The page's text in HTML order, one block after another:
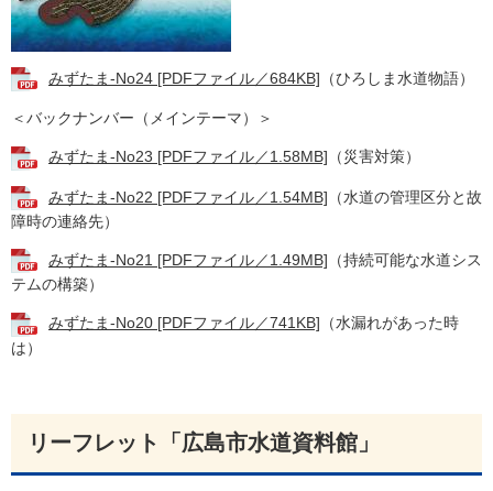
みずたま-No24 [PDFファイル／684KB] （ひろしま水道物語）
＜バックナンバー（メインテーマ）＞​
みずたま-No23 [PDFファイル／1.58MB] （災害対策）
みずたま-No22 [PDFファイル／1.54MB] （水道の管理区分と故
障時の連絡先）
みずたま-No21 [PDFファイル／1.49MB] （持続可能な水道シス
テムの構築）
みずたま-No20 [PDFファイル／741KB] （水漏れがあった時
は）
リーフレット「広島市水道資料館」